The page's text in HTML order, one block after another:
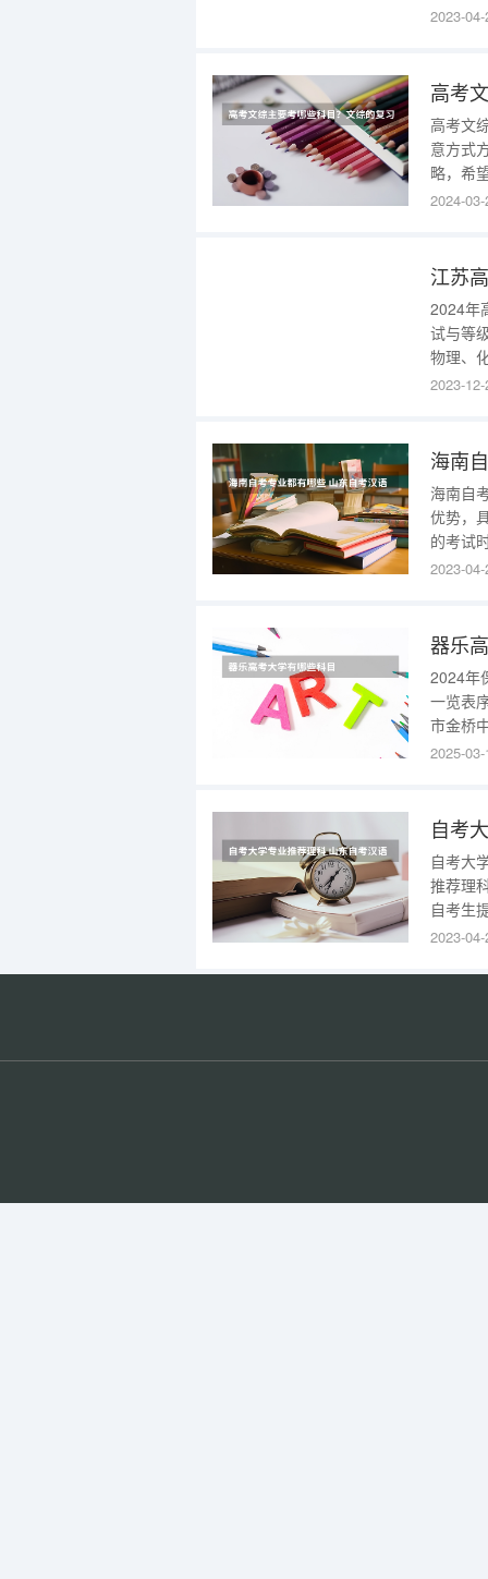
科目：
2023-
高考
高考文
意方式
略，希
是多角
系通
2024-
江苏
2024年
试与等
物理、
案所设
2023-
海南
海南自
优势，
的考试
生，需
定时间
2023-
器乐
2024年
一览表
市金桥
来源于
2025-
自考
自考大
推荐理
自考生
选择理
实践技
2023-